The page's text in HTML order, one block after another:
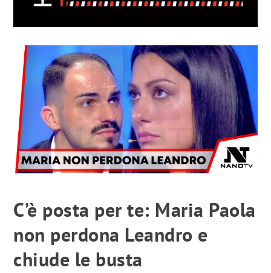
C’è posta per te: Maria Paola
non perdona Leandro e
chiude le busta